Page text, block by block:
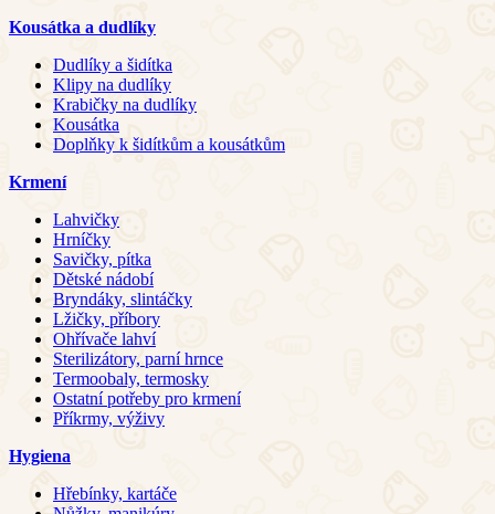
Kousátka a dudlíky
Dudlíky a šidítka
Klipy na dudlíky
Krabičky na dudlíky
Kousátka
Doplňky k šidítkům a kousátkům
Krmení
Lahvičky
Hrníčky
Savičky, pítka
Dětské nádobí
Bryndáky, slintáčky
Lžičky, příbory
Ohřívače lahví
Sterilizátory, parní hrnce
Termoobaly, termosky
Ostatní potřeby pro krmení
Příkrmy, výživy
Hygiena
Hřebínky, kartáče